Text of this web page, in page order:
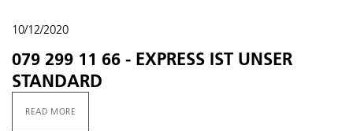
10/12/2020
079 299 11 66 - EXPRESS IST UNSER
STANDARD
READ MORE